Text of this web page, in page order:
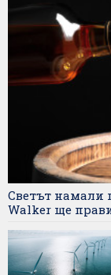
Светът намали
Walker ще